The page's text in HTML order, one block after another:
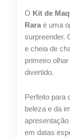
O Kit de
Rara é uma
surpreender.
e cheia de
primeiro
divertido.
Perfeito para
beleza e da
em datas